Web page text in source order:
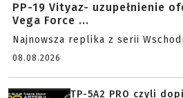
PP-19 Vityaz- uzupełnienie
Vega Force ...
Najnowsza replika z serii
08.08.2026
TP-5A2 PRO czyli